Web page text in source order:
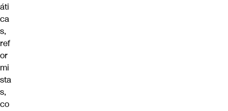
áti
ca
s,
ref
or
mi
sta
s,
co